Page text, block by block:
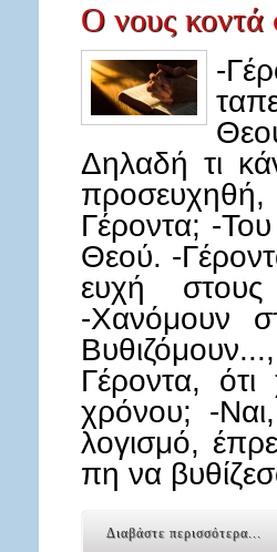
Ο νους κοντά
-
Δηλαδή τι
προσευχηθή,
Γέροντα; -Του
Θεού. -
ευχή
-Χανόμουν
Γέροντα,
χρόνου; -
λογισμό,
πη να
Διαβάστε περισσότερα...